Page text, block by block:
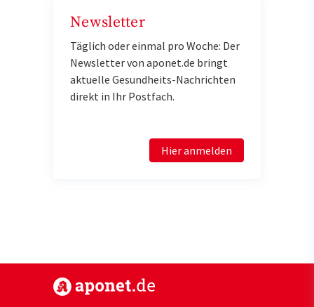
Newsletter
Täglich oder einmal pro Woche: Der
Newsletter von aponet.de bringt
aktuelle Gesundheits-Nachrichten
direkt in Ihr Postfach.
Hier anmelden